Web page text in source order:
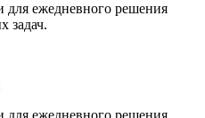
ежедневного решения
задач.
ежедневного решения